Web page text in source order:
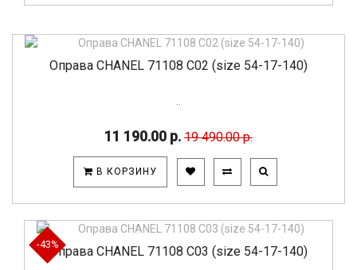
Оправа CHANEL 71108 C02 (size 54-17-140)
11 190.00 р. 19 490.00 р.
В КОРЗИНУ
-43%Оправа CHANEL 71108 C03 (size 54-17-140)